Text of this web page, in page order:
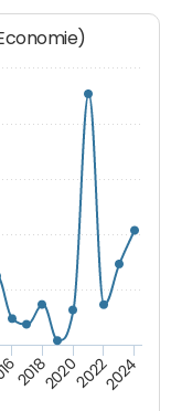
2018202020222024